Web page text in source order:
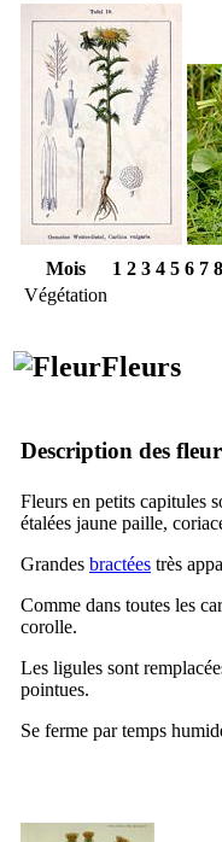
Mois 1 2 3 4 5 6 7 8
Végétation
Fleurs
Description des
Fleurs en petits capitules
étalées jaune paille,
Grandes bractées très
Comme dans toutes les
corolle.
Les ligules sont
pointues.
Se ferme par temps